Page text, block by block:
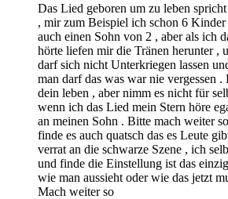
Das Lied geboren um zu leben
, mir zum Beispiel ich schon 6 Kinder
auch einen Sohn von 2 , aber als ich
hörte liefen mir die Tränen herunter ,
darf sich nicht Unterkriegen lassen
man darf das was war nie vergessen
dein leben , aber nimm es nicht für
wenn ich das Lied mein Stern höre
an meinen Sohn . Bitte mach weiter
finde es auch quatsch das es Leute
verrat an die schwarze Szene , ich
und finde die Einstellung ist das
wie man aussieht oder wie das jetzt
Mach weiter so